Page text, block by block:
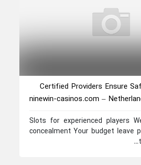
Certified Providers Ensure
ninewin-casinos.com –
Slots for experienced players
concealment Your budget leave